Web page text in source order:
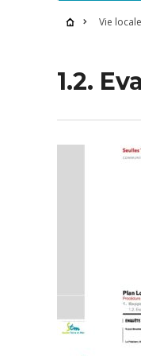
Vie locale
1.2.